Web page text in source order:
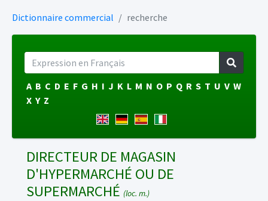
Dictionnaire commercial recherche
A B C D E F G H I J K L M N O P Q R S T U V W
X Y Z
DIRECTEUR DE MAGASIN
D'HYPERMARCHÉ OU DE
SUPERMARCHÉ (loc. m.)